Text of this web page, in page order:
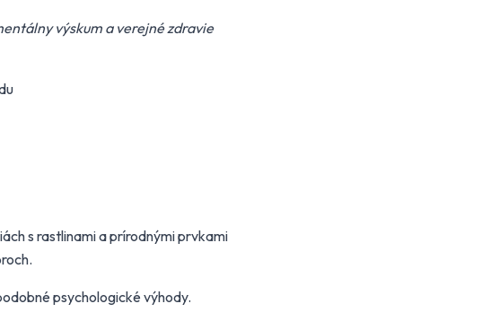
výskum a verejné zdravie
s rastlinami a prírodnými prvkami
psychologické výhody.